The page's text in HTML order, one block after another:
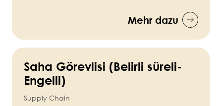
Mehr dazu
Saha Görevlisi (Belirli süreli-
Engelli)
Supply Chain